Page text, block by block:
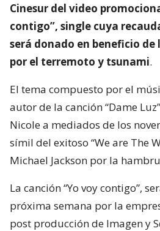
Cinesur del video
contigo”, single cuya
será donado en beneficio
por el terremoto y tsunami.
El tema compuesto por el
autor de la canción “Dame
Nicole a mediados de los
símil del exitoso “We are The
Michael Jackson por la
La canción “Yo voy contigo”,
próxima semana por la
post producción de Imagen y